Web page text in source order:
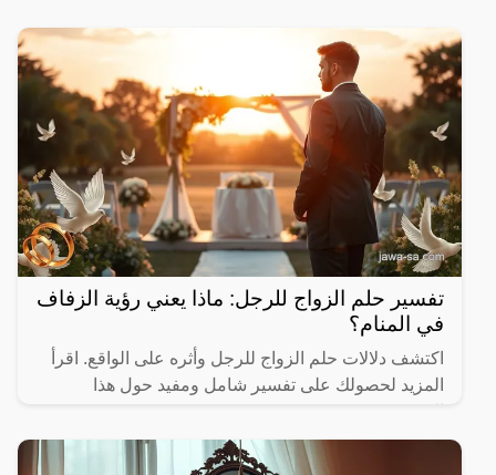
تفسير حلم الزواج للرجل: ماذا يعني رؤية الزفاف
في المنام؟
اكتشف دلالات حلم الزواج للرجل وأثره على الواقع. اقرأ
المزيد لحصولك على تفسير شامل ومفيد حول هذا